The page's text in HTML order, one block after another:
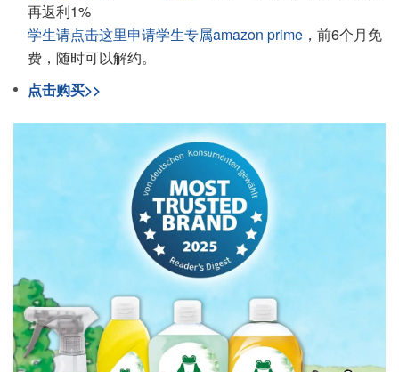
再返利1%
学生请点击这里申请学生专属amazon prime ，前6个月免
费，随时可以解约。
点击购买>>